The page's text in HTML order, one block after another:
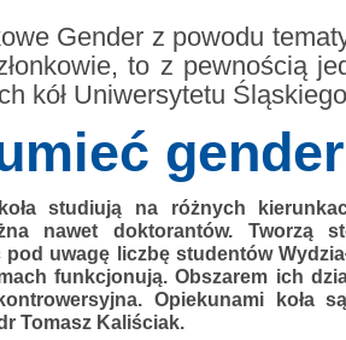
Gender z powodu
to z pewnością
kół Uniwersytetu Śląskiego
gender
koła studiują na różnych
nawet doktorantów. Tworzą
uwagę liczbę studentów
funkcjonują. Obszarem ich
Opiekunami koła
Tomasz Kaliściak.